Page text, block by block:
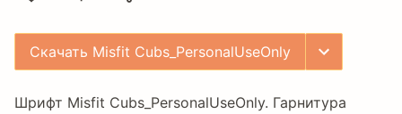
Скачать Misfit Cubs_PersonalUseOnly
Шрифт Misfit Cubs_PersonalUseOnly. Гарнитура